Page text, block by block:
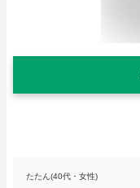
たたん(40代・女性)